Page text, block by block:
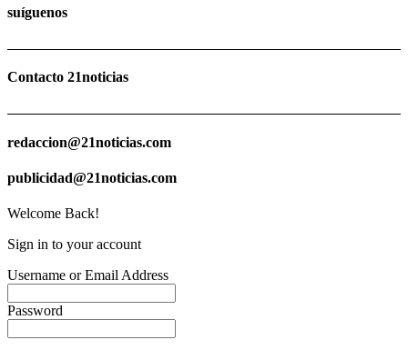
suíguenos
Contacto 21noticias
redaccion@21noticias.com
publicidad@21noticias.com
Welcome Back!
Sign in to your account
Username or Email Address
Password